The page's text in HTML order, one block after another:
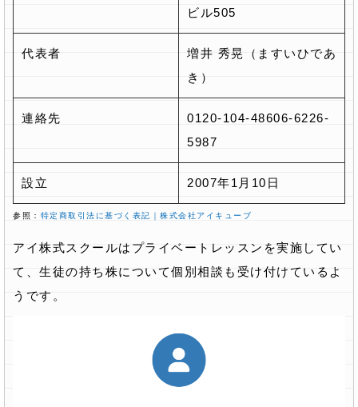
ビル505
代表者
増井 秀晃（ますいひであ
き）
連絡先
0120-104-48606-6226-
5987
設立 2007年1月10日
参照： 特定商取引法に基づく表記｜株式会社アイキューブ
アイ株式スクールはプライベートレッスンを実施してい
て、生徒の持ち株について個別相談も受け付けているよ
うです。